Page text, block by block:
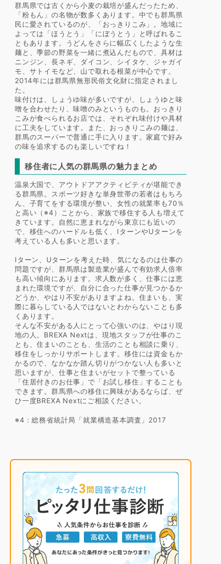
群馬県では古くから小麦の栽培が盛んだったため、
「粉もん」の名物が数多くあります。中でも群馬県
民に愛されているのが、「おっきりこみ」。地域に
よっては「ほうとう」「にぼうとう」と呼ばれるこ
ともあります。うどんをさらに幅広くしたような生
麺と、季節の野菜を一緒に煮込んだもので、具材は
ニンジン、長ネギ、ダイコン、シイタケ、ジャガイ
モ、サトイモなど、山で取れる根菜が中心です。
2014年には群馬県無形民俗文化財に指定されまし
た。
味付けは、しょうゆ味が多いですが、しょうゆと味
噌を合わせたり、味噌のみというものも。おっきり
こみが食べられるお店では、それぞれ味付けや具材
に工夫をしています。また、おっきりこみの麺は、
群馬のスーパーで普通に手に入ります。家庭で好み
の味を追求するのも楽しいですね！
移住者に人気の群馬県の魅力まとめ
温泉大国で、アウトドアアクティビティが堪能でき
る群馬県。スポーツ好きな単身世帯の若者はもちろ
ん、子育てをする環境が整い、女性の就業率も70％
と高い（※4）ことから、家族で移住する人も増えて
きています。自然に恵まれながら東京にも近いの
で、移住へのハードルも低く、IターンやUターンを
考えている人も多いと思います。
Iターン、Uターンを考えた時、気になるのは仕事の
問題ですが、群馬県は製造業が盛んで有効求人倍率
も高い傾向にあります。求人数が多く、仕事には恵
まれた環境ですが、自分に合った仕事が見つかるか
どうか、やはり不安がありますよね。住まいも、実
際に暮らしている人ではないとわからないことも多
くあります。
そんな不安がある人にとって心強いのは、やはり現
地の人。BREXA Nextは、現地スタッフが仕事のこ
とも、住まいのことも、生活のことも相談に乗り、
移住をしっかりサポートします。移住には資金もか
かるので、なかなか踏ん切りがつかない人も多いと
思いますが、仕事と住まいがセットで整っている
「住居付きのお仕事」で「お試し移住」することも
できます。群馬県への移住に興味があるならば、ぜ
ひ一度BREXA Nextにご相談ください。
※4：総務省統計局「就業構造基本調査」2017